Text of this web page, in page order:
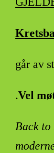
går av
.Vel
Back to